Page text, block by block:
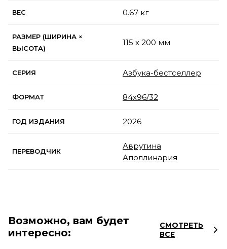
ВЕС 0.67 кг
РАЗМЕР (ШИРИНА ×
ВЫСОТА)
115 x 200 мм
СЕРИЯ Азбука-бестселлер
ФОРМАТ 84х96/32
ГОД ИЗДАНИЯ 2026
ПЕРЕВОДЧИК
Аврутина
Аполлинария
Возможно, вам будет
интересно:
СМОТРЕТЬ
ВСЕ